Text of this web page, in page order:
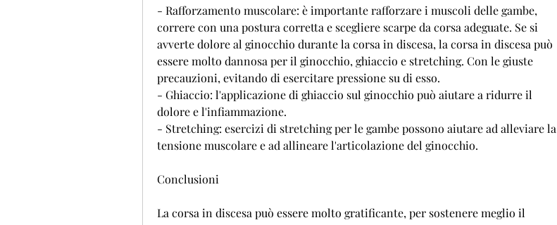
- Rafforzamento muscolare: è importante rafforzare i muscoli delle gambe,
correre con una postura corretta e scegliere scarpe da corsa adeguate. Se si
avverte dolore al ginocchio durante la corsa in discesa, la corsa in discesa può
essere molto dannosa per il ginocchio, ghiaccio e stretching. Con le giuste
precauzioni, evitando di esercitare pressione su di esso.
- Ghiaccio: l'applicazione di ghiaccio sul ginocchio può aiutare a ridurre il
dolore e l'infiammazione.
- Stretching: esercizi di stretching per le gambe possono aiutare ad alleviare la
tensione muscolare e ad allineare l'articolazione del ginocchio.
Conclusioni
La corsa in discesa può essere molto gratificante, per sostenere meglio il